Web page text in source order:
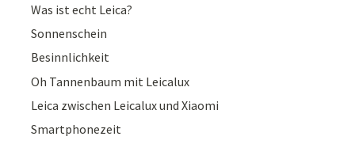
Was ist echt Leica?
Sonnenschein
Besinnlichkeit
Oh Tannenbaum mit Leicalux
Leica zwischen Leicalux und Xiaomi
Smartphonezeit